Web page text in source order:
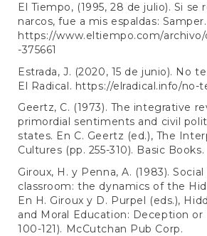
El Tiempo, (1995, 28 de julio). Si se
narcos, fue a mis espaldas:
https://www.eltiempo.com/
-375661
Estrada, J. (2020, 15 de junio). No
El Radical. https://elradical.info/no-
Geertz, C. (1973). The integrative
primordial sentiments and civil
states. En C. Geertz (ed.), The
Cultures (pp. 255-310). Basic Books.
Giroux, H. y Penna, A. (1983).
classroom: the dynamics of the
En H. Giroux y D. Purpel (eds.),
and Moral Education: Deception or
100-121). McCutchan Pub Corp.